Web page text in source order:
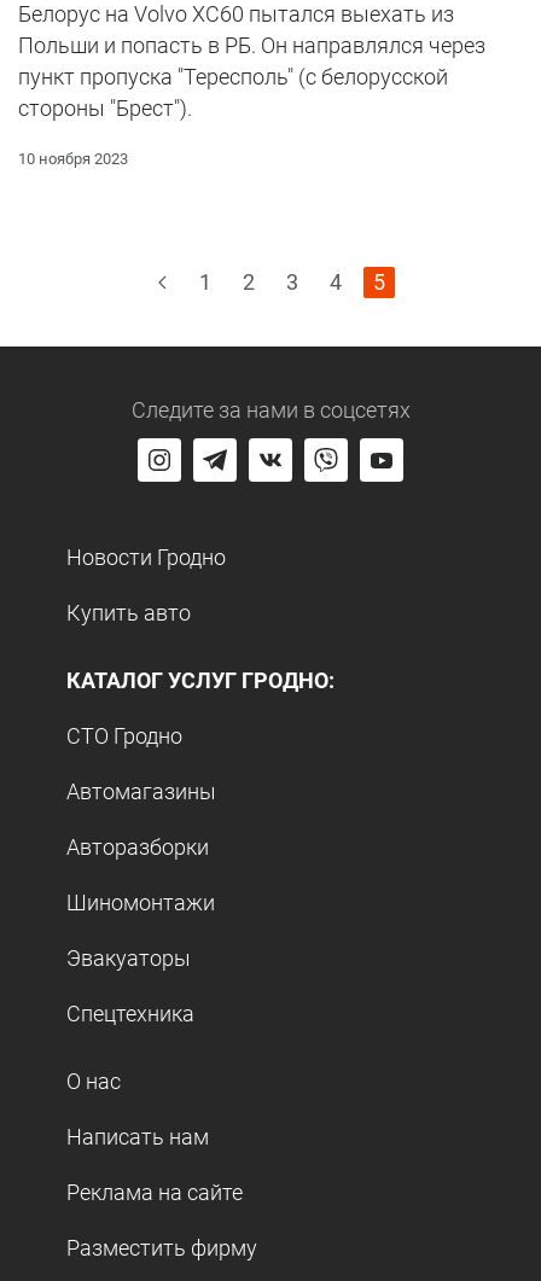
Белорус на Volvo XC60 пытался выехать из
Польши и попасть в РБ. Он направлялся через
пункт пропуска "Тересполь" (с белорусской
стороны "Брест").
10 ноября 2023
1 2 3 4 5
Следите за нами в соцсетях
Новости Гродно
Купить авто
КАТАЛОГ УСЛУГ ГРОДНО:
СТО Гродно
Автомагазины
Авторазборки
Шиномонтажи
Эвакуаторы
Спецтехника
О нас
Написать нам
Реклама на сайте
Разместить фирму